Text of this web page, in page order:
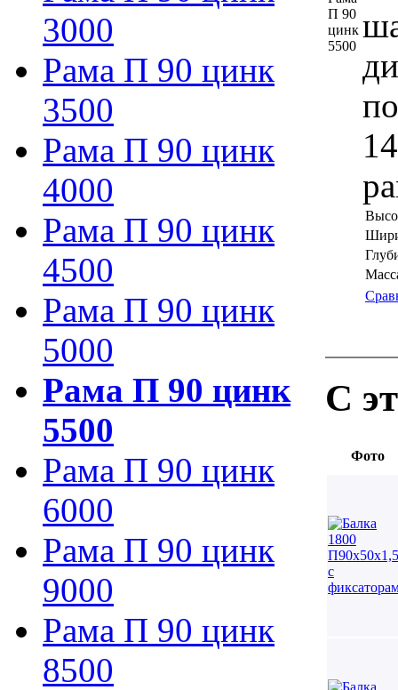
3000
Рама П 90 цинк
3500
Рама П 90 цинк
4000
Рама П 90 цинк
4500
Рама П 90 цинк
5000
Рама П 90 цинк
5500
Рама П 90 цинк
6000
Рама П 90 цинк
9000
Рама П 90 цинк
8500
С
Фото